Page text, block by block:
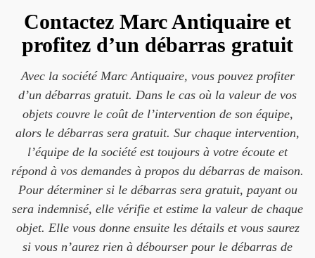
Contactez Marc Antiquaire et
profitez d’un débarras gratuit
Avec la société Marc Antiquaire, vous pouvez profiter
d’un débarras gratuit. Dans le cas où la valeur de vos
objets couvre le coût de l’intervention de son équipe,
alors le débarras sera gratuit. Sur chaque intervention,
l’équipe de la société est toujours à votre écoute et
répond à vos demandes à propos du débarras de maison.
Pour déterminer si le débarras sera gratuit, payant ou
sera indemnisé, elle vérifie et estime la valeur de chaque
objet. Elle vous donne ensuite les détails et vous saurez
si vous n’aurez rien à débourser pour le débarras de